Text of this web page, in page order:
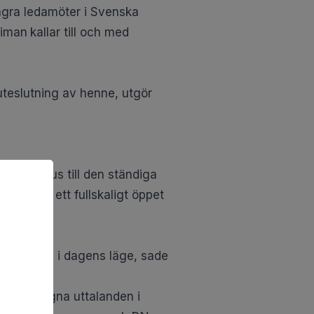
ledamöter i Svenska
kallar till och med
av henne, utgör
Danius till den ständiga
till ett fullskaligt öppet
möjlig i dagens läge, sade
hans egna uttalanden i